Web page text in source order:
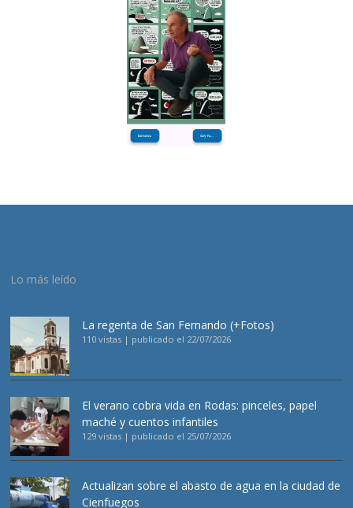
Lo más leído
La regenta de San Fernando (+Fotos)
110 vistas | publicado el 22/07/2026
El verano cobra vida en Rodas: pinceles, papel
maché y cuentos infantiles
129 vistas | publicado el 25/07/2026
Actualizan sobre el abasto de agua en la ciudad de
Cienfuegos